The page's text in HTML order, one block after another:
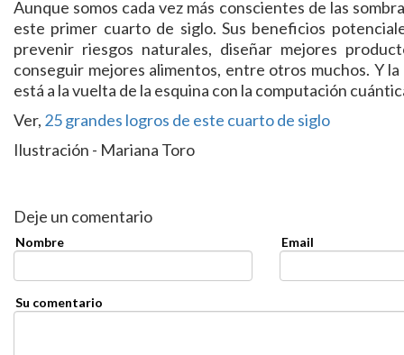
Aunque somos cada vez más conscientes de las
este primer cuarto de siglo. Sus beneficios
prevenir riesgos naturales, diseñar mejores
conseguir mejores alimentos, entre otros muchos. Y
está a la vuelta de la esquina con la computación
Ver, 25 grandes logros de este cuarto de siglo
Ilustración - Mariana Toro
Deje un comentario
Nombre Email
Su comentario